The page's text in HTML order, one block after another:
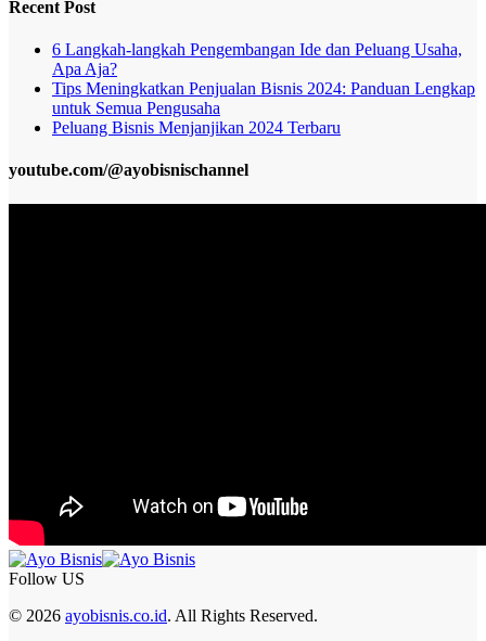
Recent Post
6 Langkah-langkah Pengembangan Ide dan Peluang Usaha,
Apa Aja?
Tips Meningkatkan Penjualan Bisnis 2024: Panduan Lengkap
untuk Semua Pengusaha
Peluang Bisnis Menjanjikan 2024 Terbaru
youtube.com/@ayobisnischannel
Follow US
© 2026 ayobisnis.co.id. All Rights Reserved.